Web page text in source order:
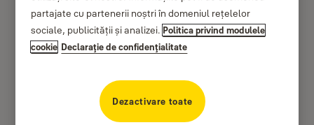
partajate cu partenerii noștri în domeniul rețelelor
sociale, publicității și analizei. Politica privind modulele
cookie Declaraţie de confidenţialitate
Dezactivare toate